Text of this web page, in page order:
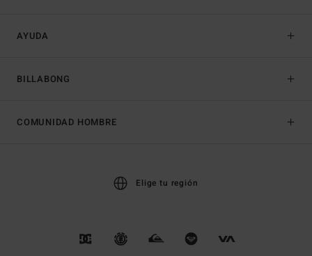
AYUDA
BILLABONG
COMUNIDAD HOMBRE
Elige tu región